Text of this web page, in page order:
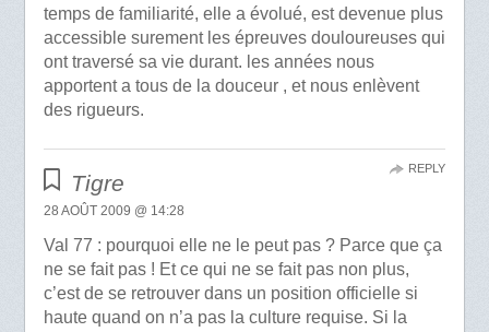
temps de familiarité, elle a évolué, est devenue plus
accessible surement les épreuves douloureuses qui
ont traversé sa vie durant. les années nous
apportent a tous de la douceur , et nous enlèvent
des rigueurs.
Tigre
28 AOÛT 2009 @ 14:28
Val 77 : pourquoi elle ne le peut pas ? Parce que ça
ne se fait pas ! Et ce qui ne se fait pas non plus,
c’est de se retrouver dans un position officielle si
haute quand on n’a pas la culture requise. Si la
REPLY